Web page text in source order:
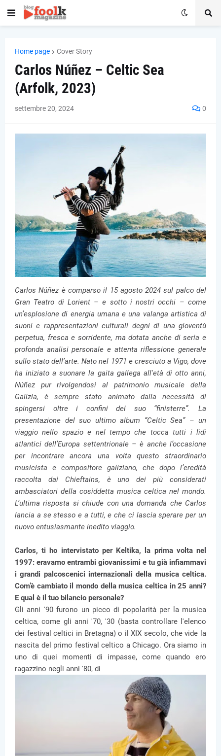
Home page Cover Story
Carlos Núñez – Celtic Sea
(Arfolk, 2023)
settembre 20, 2024 0
Carlos Núñez è comparso il 15 agosto 2024 sul palco del
Gran Teatro di Lorient – e sotto i nostri occhi – come
un’esplosione di energia umana e una valanga artistica di
suoni e rappresentazioni culturali degni di una gioventù
perpetua, fresca e sorridente, ma dotata anche di seria e
profonda analisi personale e attenta riflessione generale
sullo stato dell’arte. Nato nel 1971 e cresciuto a Vigo, dove
ha iniziato a suonare la gaita gallega all'età di otto anni,
Núñez pur rivolgendosi al patrimonio musicale della
Galizia, è sempre stato animato dalla necessità di
spingersi oltre i confini del suo “finisterre”. La
presentazione del suo ultimo album “Celtic Sea” – un
viaggio nello spazio e nel tempo che tocca tutti i lidi
atlantici dell’Europa settentrionale – è anche l’occasione
per incontrare ancora una volta questo straordinario
musicista e compositore galiziano, che dopo l’eredità
raccolta dai Chieftains, è uno dei più considerati
ambasciatori della cosiddetta musica celtica nel mondo.
L’ultima risposta si chiude con una domanda che Carlos
lancia a se stesso e a tutti, e che ci lascia sperare per un
nuovo entusiasmante inedito viaggio.
Carlos, ti ho intervistato per Keltika, la prima volta nel
1997: eravamo entrambi giovanissimi e tu già infiammavi
i grandi palcoscenici internazionali della musica celtica.
Com’è cambiato il mondo della musica celtica in 25 anni?
E qual è il tuo bilancio personale?
Gli anni '90 furono un picco di popolarità per la musica
celtica, come gli anni '70, '30 (basta controllare l'elenco
dei festival celtici in Bretagna) o il XIX secolo, che vide la
nascita del primo festival celtico a Chicago. Ora siamo in
uno di quei momenti di impasse, come quando ero
ragazzino negli anni '80, di